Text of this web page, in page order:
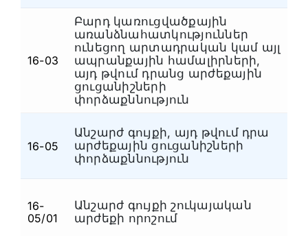
16-03
Բարդ կառուցվածքային
առանձնահատկություններ
ունեցող արտադրական կամ այլ
ապրանքային համալիրների,
այդ թվում դրանց արժեքային
ցուցանիշների
փորձաքննություն
16-05
Անշարժ գույքի, այդ թվում դրա
արժեքային ցուցանիշների
փորձաքննություն
16-
05/01
Անշարժ գույքի շուկայական
արժեքի որոշում